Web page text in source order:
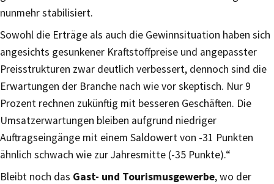
nunmehr stabilisiert.
Sowohl die Erträge als auch die Gewinnsituation haben sich
angesichts gesunkener Kraftstoffpreise und angepasster
Preisstrukturen zwar deutlich verbessert, dennoch sind die
Erwartungen der Branche nach wie vor skeptisch. Nur 9
Prozent rechnen zukünftig mit besseren Geschäften. Die
Umsatzerwartungen bleiben aufgrund niedriger
Auftragseingänge mit einem Saldowert von -31 Punkten
ähnlich schwach wie zur Jahresmitte (-35 Punkte).“
Bleibt noch das Gast- und Tourismusgewerbe, wo der